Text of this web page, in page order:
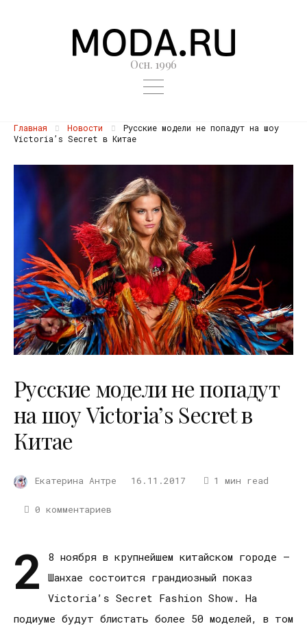
Осн. 1996
Главная Новости
Русские модели не попадут на шоу
Victoria’s Secret в Китае
Русские модели не попадут
на шоу Victoria’s Secret в
Китае
Екатерина Антре 16.11.2017 1 мин read
0 комментариев
2
8 ноября в крупнейшем китайском городе –
Шанхае состоится грандиозный показ
Victoria’s Secret Fashion Show. На
подиуме будут блистать более 50 моделей, в том